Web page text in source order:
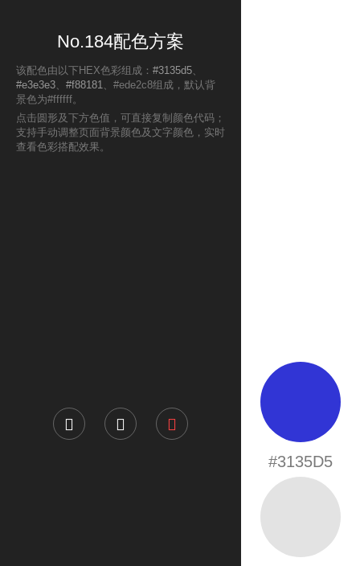
No.184配色方案
该配色由以下HEX色彩组成： #3135d5、
#e3e3e3、 #f88181、#ede2c8组成，默认背
景色为#ffffff。
点击圆形及下方色值，可直接复制颜色代码；
支持手动调整页面背景颜色及文字颜色，实时
查看色彩搭配效果。
#3135D5